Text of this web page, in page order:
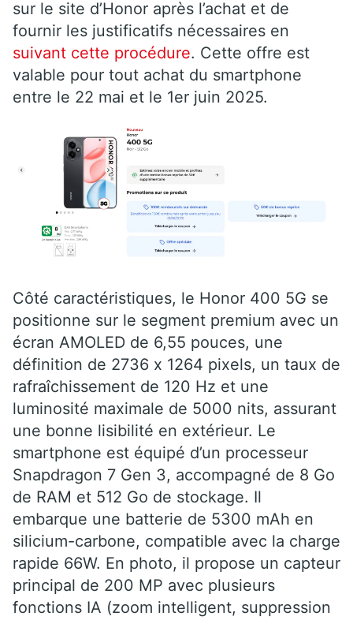
sur le site d’Honor après l’achat et de
fournir les justificatifs nécessaires en
suivant cette procédure. Cette offre est
valable pour tout achat du smartphone
entre le 22 mai et le 1er juin 2025.
Côté caractéristiques, le Honor 400 5G se
positionne sur le segment premium avec un
écran AMOLED de 6,55 pouces, une
définition de 2736 x 1264 pixels, un taux de
rafraîchissement de 120 Hz et une
luminosité maximale de 5000 nits, assurant
une bonne lisibilité en extérieur. Le
smartphone est équipé d’un processeur
Snapdragon 7 Gen 3, accompagné de 8 Go
de RAM et 512 Go de stockage. Il
embarque une batterie de 5300 mAh en
silicium-carbone, compatible avec la charge
rapide 66W. En photo, il propose un capteur
principal de 200 MP avec plusieurs
fonctions IA (zoom intelligent, suppression